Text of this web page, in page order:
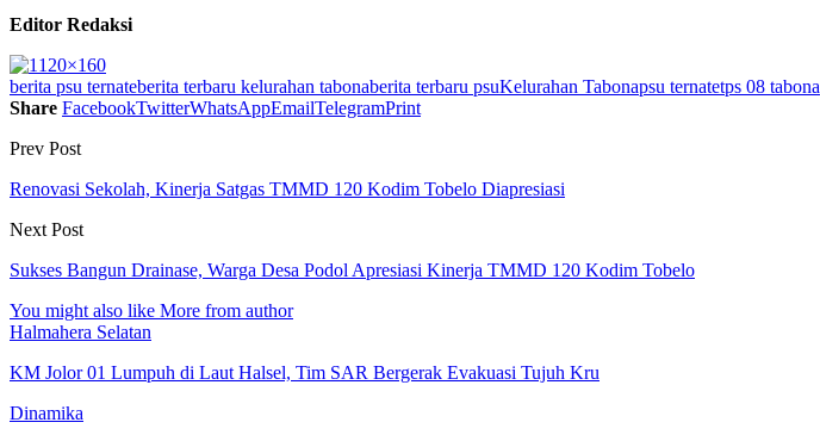
Editor Redaksi
berita psu ternateberita terbaru kelurahan tabonaberita terbaru psuKelurahan Tabonapsu ternatetps 08 tabona
Share FacebookTwitterWhatsAppEmailTelegramPrint
Prev Post
Renovasi Sekolah, Kinerja Satgas TMMD 120 Kodim Tobelo Diapresiasi
Next Post
Sukses Bangun Drainase, Warga Desa Podol Apresiasi Kinerja TMMD 120 Kodim Tobelo
You might also like More from author
Halmahera Selatan
KM Jolor 01 Lumpuh di Laut Halsel, Tim SAR Bergerak Evakuasi Tujuh Kru
Dinamika